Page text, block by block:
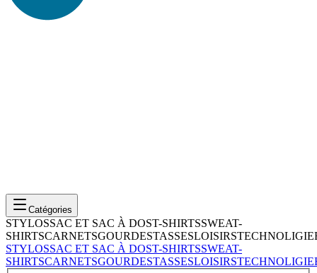
Catégories
STYLOSSAC ET SAC À DOST-SHIRTSSWEAT-
SHIRTSCARNETSGOURDESTASSESLOISIRSTECHNOLIGIE
STYLOSSAC ET SAC À DOST-SHIRTSSWEAT-
SHIRTSCARNETSGOURDESTASSESLOISIRSTECHNOLIGIE